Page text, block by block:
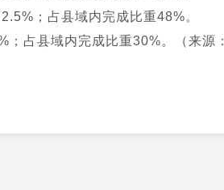
；占县域内完成比重48%。
占县域内完成比重30%。（来源：